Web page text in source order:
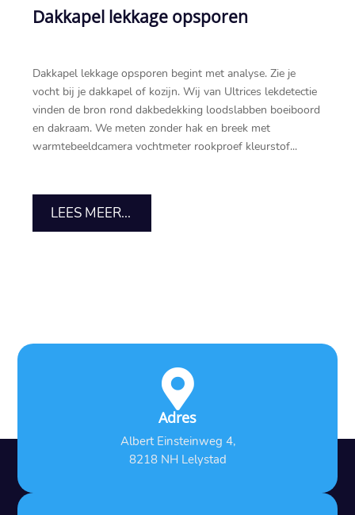
Dakkapel lekkage opsporen
Dakkapel lekkage opsporen begint met analyse.​ Zie je
vocht bij je dakkapel of kozijn.​ Wij van Ultrices lekdetectie
vinden de bron rond dakbedekking loodslabben boeiboord
en dakraam.​ We meten zonder hak en breek met
warmtebeeldcamera vochtmeter rookproef kleurstof...
LEES MEER...

Adres
Albert Einsteinweg 4,
8218 NH Lelystad